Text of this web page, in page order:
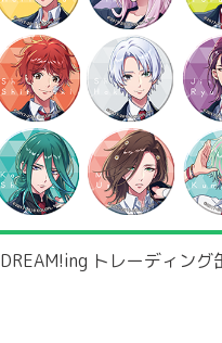
DREAM!ing トレーディング